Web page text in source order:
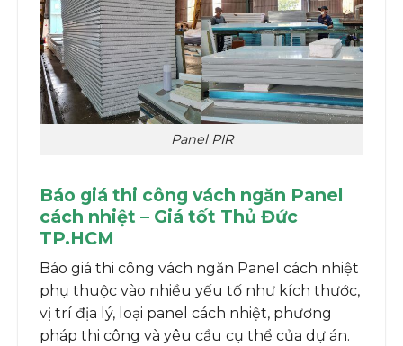
Panel PIR
Báo giá thi công vách ngăn Panel
cách nhiệt – Giá tốt Thủ Đức
TP.HCM
Báo giá thi công vách ngăn Panel cách nhiệt
phụ thuộc vào nhiều yếu tố như kích thước,
vị trí địa lý, loại panel cách nhiệt, phương
pháp thi công và yêu cầu cụ thể của dự án.